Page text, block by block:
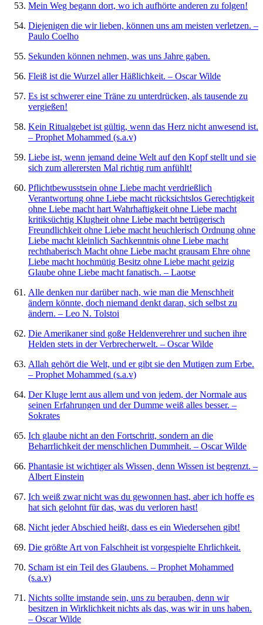
Mein Weg begann dort, wo ich aufhörte anderen zu folgen!
Diejenigen die wir lieben, können uns am meisten verletzen. –
Paulo Coelho
Sekunden können nehmen, was uns Jahre gaben.
Fleiß ist die Wurzel aller Häßlichkeit. – Oscar Wilde
Es ist schwerer eine Träne zu unterdrücken, als tausende zu
vergießen!
Kein Ritualgebet ist gültig, wenn das Herz nicht anwesend ist.
– Prophet Mohammed (s.a.v)
Liebe ist, wenn jemand deine Welt auf den Kopf stellt und sie
sich zum allerersten Mal richtig rum anfühlt!
Pflichtbewusstsein ohne Liebe macht verdrießlich
Verantwortung ohne Liebe macht rücksichtslos Gerechtigkeit
ohne Liebe macht hart Wahrhaftigkeit ohne Liebe macht
kritiksüchtig Klugheit ohne Liebe macht betrügerisch
Freundlichkeit ohne Liebe macht heuchlerisch Ordnung ohne
Liebe macht kleinlich Sachkenntnis ohne Liebe macht
rechthaberisch Macht ohne Liebe macht grausam Ehre ohne
Liebe macht hochmütig Besitz ohne Liebe macht geizig
Glaube ohne Liebe macht fanatisch. – Laotse
Alle denken nur darüber nach, wie man die Menschheit
ändern könnte, doch niemand denkt daran, sich selbst zu
ändern. – Leo N. Tolstoi
Die Amerikaner sind goße Heldenverehrer und suchen ihre
Helden stets in der Verbrecherwelt. – Oscar Wilde
Allah gehört die Welt, und er gibt sie den Mutigen zum Erbe.
– Prophet Mohammed (s.a.v)
Der Kluge lernt aus allem und von jedem, der Normale aus
seinen Erfahrungen und der Dumme weiß alles besser. –
Sokrates
Ich glaube nicht an den Fortschritt, sondern an die
Beharrlichkeit der menschlichen Dummheit. – Oscar Wilde
Phantasie ist wichtiger als Wissen, denn Wissen ist begrenzt. –
Albert Einstein
Ich weiß zwar nicht was du gewonnen hast, aber ich hoffe es
hat sich gelohnt für das, was du verloren hast!
Nicht jeder Abschied heißt, dass es ein Wiedersehen gibt!
Die größte Art von Falschheit ist vorgespielte Ehrlichkeit.
Scham ist ein Teil des Glaubens. – Prophet Mohammed
(s.a.v)
Nichts sollte imstande sein, uns zu berauben, denn wir
besitzen in Wirklichkeit nichts als das, was wir in uns haben.
– Oscar Wilde